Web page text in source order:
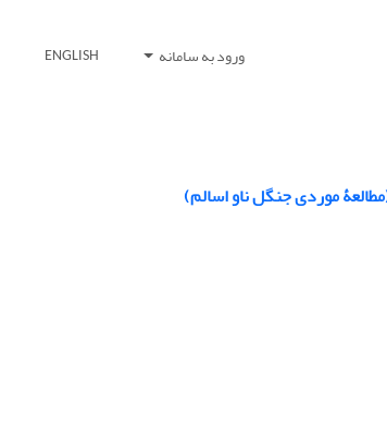
ورود به سامانه ENGLISH
موردی جنگل ناو اسالم)